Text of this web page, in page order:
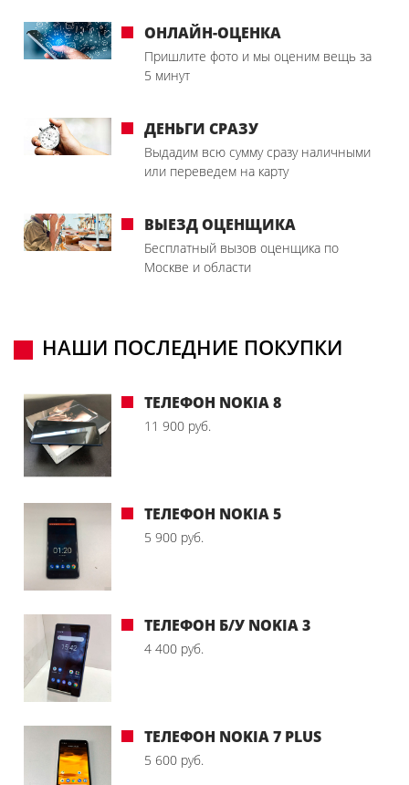
ОНЛАЙН-ОЦЕНКА
Пришлите фото и мы оценим вещь за
5 минут
ДЕНЬГИ СРАЗУ
Выдадим всю сумму сразу наличными
или переведем на карту
ВЫЕЗД ОЦЕНЩИКА
Бесплатный вызов оценщика по
Москве и области
НАШИ ПОСЛЕДНИЕ ПОКУПКИ
ТЕЛЕФОН NOKIA 8
11 900 руб.
ТЕЛЕФОН NOKIA 5
5 900 руб.
ТЕЛЕФОН Б/У NOKIA 3
4 400 руб.
ТЕЛЕФОН NOKIA 7 PLUS
5 600 руб.